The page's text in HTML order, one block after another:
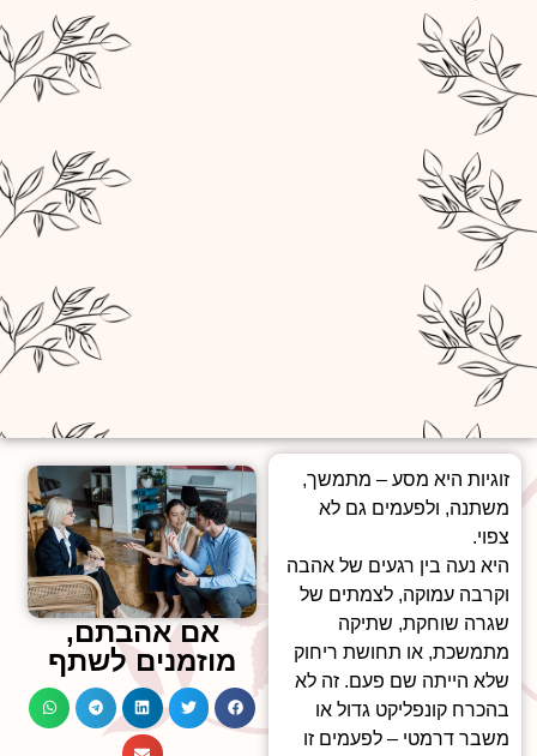
זוגיות היא מסע – מתמשך,
משתנה, ולפעמים גם לא
צפוי.
היא נעה בין רגעים של אהבה
וקרבה עמוקה, לצמתים של
שגרה שוחקת, שתיקה
מתמשכת, או תחושת ריחוק
שלא הייתה שם פעם. זה לא
בהכרח קונפליקט גדול או
משבר דרמטי – לפעמים זו
אם אהבתם,
מוזמנים לשתף